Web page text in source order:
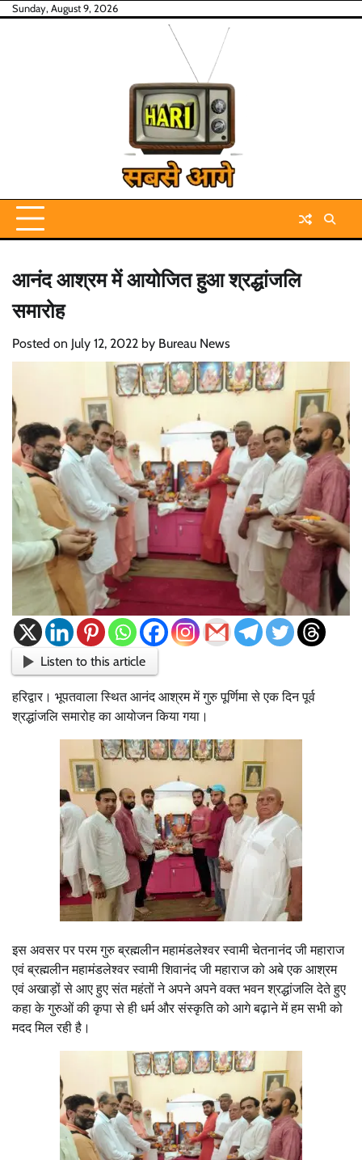
SkipSunday, August 9, 2026
आनंद आश्रम में आयोजित हुआ श्रद्धांजलि
समारोह
Posted on July 12, 2022 by Bureau News
Listen to this article
हरिद्वार। भूपतवाला स्थित आनंद आश्रम में गुरु पूर्णिमा से एक दिन पूर्व
श्रद्धांजलि समारोह का आयोजन किया गया।
इस अवसर पर परम गुरु ब्रह्मलीन महामंडलेश्वर स्वामी चेतनानंद जी महाराज
एवं ब्रह्मलीन महामंडलेश्वर स्वामी शिवानंद जी महाराज को अबे एक आश्रम
एवं अखाड़ों से आए हुए संत महंतों ने अपने अपने वक्त भवन श्रद्धांजलि देते हुए
कहा के गुरुओं की कृपा से ही धर्म और संस्कृति को आगे बढ़ाने में हम सभी को
मदद मिल रही है।